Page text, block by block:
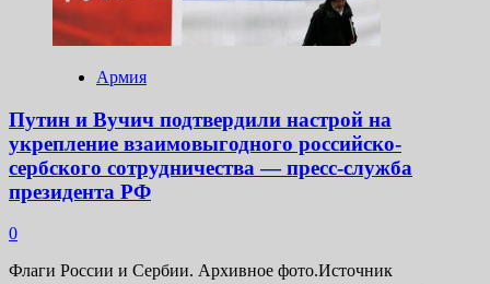
Армия
Путин и Вучич подтвердили настрой на
укрепление взаимовыгодного российско-
сербского сотрудничества — пресс-служба
президента РФ
0
Флаги России и Сербии. Архивное фото.Источник